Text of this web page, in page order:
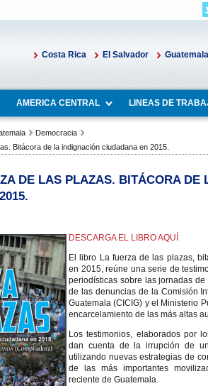
Costa Rica El Salvador Guatemala
AMERICA CENTRAL LINEAS DE
Democracia
Bitácora de la indignación ciudadana en 2015.
DE LAS PLAZAS. BITÁCORA DE
DESCARGA EL LIBRO AQUÍ
El libro La fuerza de las plazas,
en 2015, reúne una serie de
periodísticas sobre las jornadas
de las denuncias de la Comisión
Guatemala (CICIG) y el Ministerio
encarcelamiento de las más altas
Los testimonios, elaborados por
dan cuenta de la irrupción de
utilizando nuevas estrategias de
de las más importantes
reciente de Guatemala.